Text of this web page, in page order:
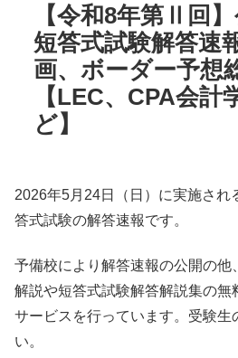
【令和8年第Ⅱ回
短答式試験解答速
画、ボーダー予想
【LEC、CPA会計
ど】
2026年5月24日（日）に実施され
答式試験の解答速報です。
予備校により解答速報の公開の他
解説や短答式試験解答解説集の無
サービスを行っています。受験生
い。